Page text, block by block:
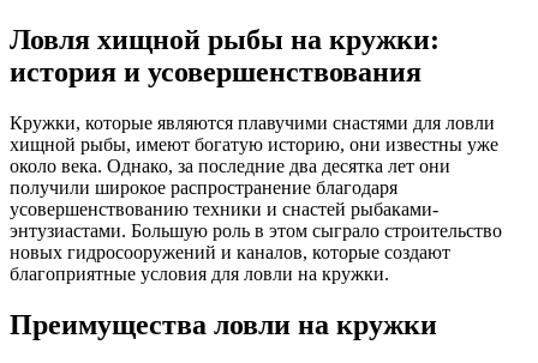
Ловля хищной рыбы на кружки:
история и усовершенствования
Кружки, которые являются плавучими снастями для ловли
хищной рыбы, имеют богатую историю, они известны уже
около века. Однако, за последние два десятка лет они
получили широкое распространение благодаря
усовершенствованию техники и снастей рыбаками-
энтузиастами. Большую роль в этом сыграло строительство
новых гидросооружений и каналов, которые создают
благоприятные условия для ловли на кружки.
Преимущества ловли на кружки